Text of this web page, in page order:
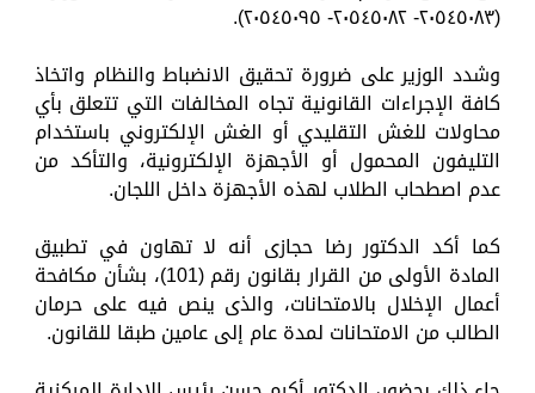
(٢٠٥٤٥٠٨٣- ٢٠٥٤٥٠٨٢- ٢٠٥٤٥٠٩٥).
وشدد الوزير على ضرورة تحقيق الانضباط والنظام واتخاذ
كافة الإجراءات القانونية تجاه المخالفات التي تتعلق بأي
محاولات للغش التقليدي أو الغش الإلكتروني باستخدام
التليفون المحمول أو الأجهزة الإلكترونية، والتأكد من
عدم اصطحاب الطلاب لهذه الأجهزة داخل اللجان.
كما أكد الدكتور رضا حجازى أنه لا تهاون في تطبيق
المادة الأولى من القرار بقانون رقم (101)، بشأن مكافحة
أعمال الإخلال بالامتحانات، والذى ينص فيه على حرمان
الطالب من الامتحانات لمدة عام إلى عامين طبقا للقانون.